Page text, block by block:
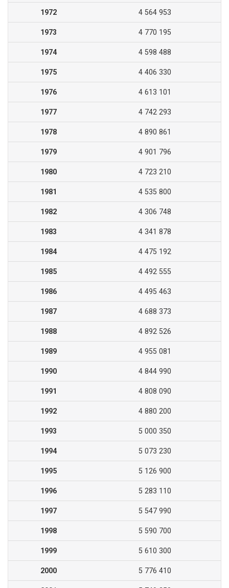
1972 4 564 953
1973 4 770 195
1974 4 598 488
1975 4 406 330
1976 4 613 101
1977 4 742 293
1978 4 890 861
1979 4 901 796
1980 4 723 210
1981 4 535 800
1982 4 306 748
1983 4 341 878
1984 4 475 192
1985 4 492 555
1986 4 495 463
1987 4 688 373
1988 4 892 526
1989 4 955 081
1990 4 844 990
1991 4 808 090
1992 4 880 200
1993 5 000 350
1994 5 073 230
1995 5 126 900
1996 5 283 110
1997 5 547 990
1998 5 590 700
1999 5 610 300
2000 5 776 410